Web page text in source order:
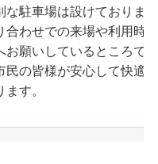
な駐車場は設けておりま
合わせでの来場や利用時
お願いしているところで
民の皆様が安心して快適
す。